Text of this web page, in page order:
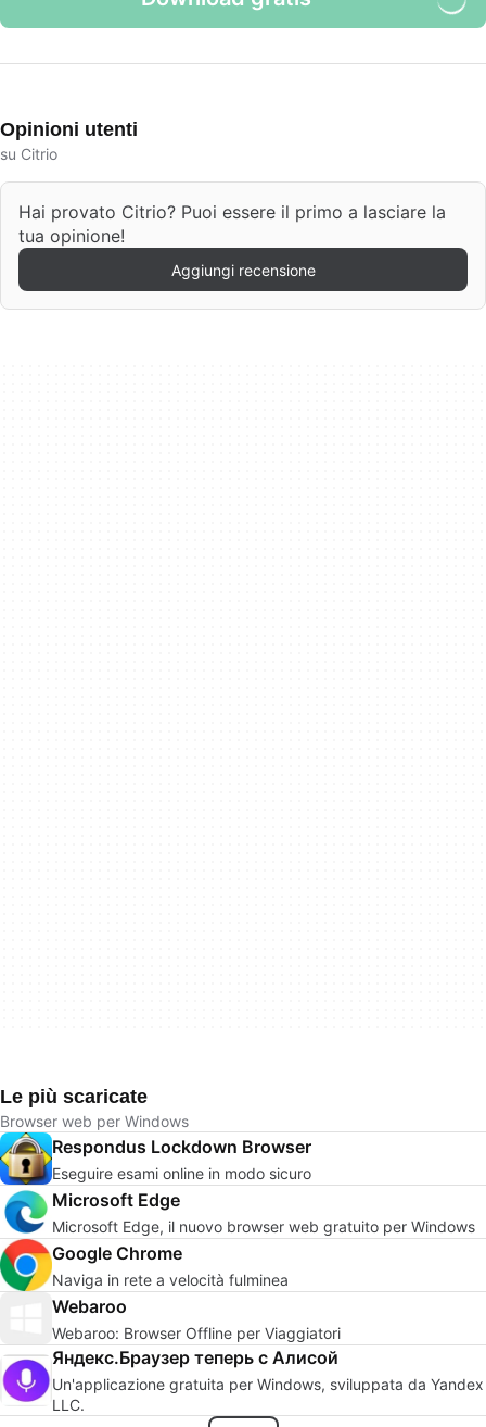
Opinioni utenti
su Citrio
Hai provato Citrio? Puoi essere il primo a lasciare la
tua opinione!
Aggiungi recensione
Le più scaricate
Browser web per Windows
Respondus Lockdown Browser
Eseguire esami online in modo sicuro
Microsoft Edge
Microsoft Edge, il nuovo browser web gratuito per Windows
Google Chrome
Naviga in rete a velocità fulminea
Webaroo
Webaroo: Browser Offline per Viaggiatori
Яндекс.Браузер теперь с Алисой
Un'applicazione gratuita per Windows, sviluppata da Yandex
LLC.